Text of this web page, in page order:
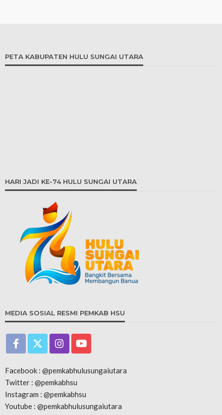
PETA KABUPATEN HULU SUNGAI UTARA
HARI JADI KE-74 HULU SUNGAI UTARA
MEDIA SOSIAL RESMI PEMKAB HSU
Facebook : @pemkabhulusungaiutara
Twitter : @pemkabhsu
Instagram : @pemkabhsu
Youtube : @pemkabhulusungaiutara